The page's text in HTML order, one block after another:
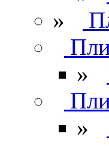
»
»
»